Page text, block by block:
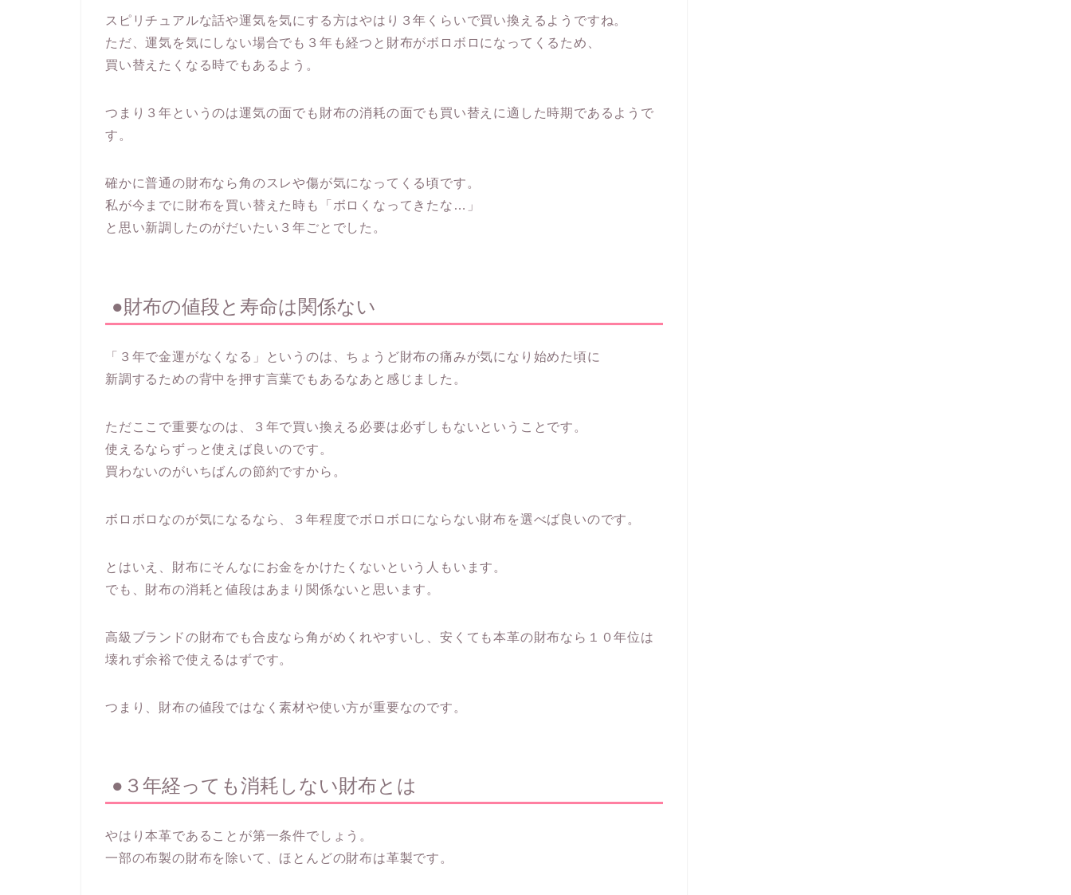
スピリチュアルな話や運気を気にする方はやはり３年くらいで買い換えるようですね。
ただ、運気を気にしない場合でも３年も経つと財布がボロボロになってくるため、
買い替えたくなる時でもあるよう。
つまり３年というのは運気の面でも財布の消耗の面でも買い替えに適した時期であるようで
す。
確かに普通の財布なら角のスレや傷が気になってくる頃です。
私が今までに財布を買い替えた時も「ボロくなってきたな…」
と思い新調したのがだいたい３年ごとでした。
●財布の値段と寿命は関係ない
「３年で金運がなくなる」というのは、ちょうど財布の痛みが気になり始めた頃に
新調するための背中を押す言葉でもあるなあと感じました。
ただここで重要なのは、３年で買い換える必要は必ずしもないということです。
使えるならずっと使えば良いのです。
買わないのがいちばんの節約ですから。
ボロボロなのが気になるなら、３年程度でボロボロにならない財布を選べば良いのです。
とはいえ、財布にそんなにお金をかけたくないという人もいます。
でも、財布の消耗と値段はあまり関係ないと思います。
高級ブランドの財布でも合皮なら角がめくれやすいし、安くても本革の財布なら１０年位は
壊れず余裕で使えるはずです。
つまり、財布の値段ではなく素材や使い方が重要なのです。
●３年経っても消耗しない財布とは
やはり本革であることが第一条件でしょう。
一部の布製の財布を除いて、ほとんどの財布は革製です。